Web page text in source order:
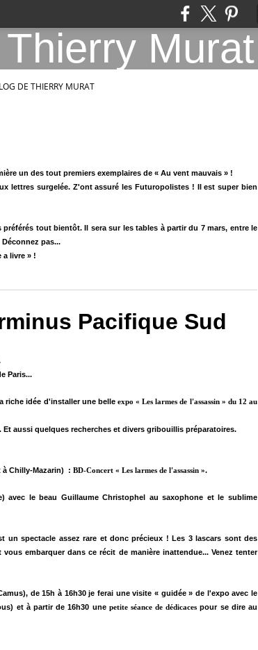
DE THIERRY MURAT
un des tout premiers exemplaires de « Au vent mauvais » !
lettres surgelée. Z'ont assuré les Futuropolistes ! Il est super bien
tout bientôt. Il sera sur les tables à partir du 7 mars, entre le
pas...
a livre » !
Pacifique Sud
Paris...
riche idée d'installer une belle expo « Les larmes de l'assassin » du 12 au
aussi quelques recherches et divers gribouillis préparatoires.
à Chilly-Mazarin) : BD-Concert « Les larmes de l'assassin ».
avec le beau Guillaume Christophel au saxophone et le sublime
un spectacle assez rare et donc précieux ! Les 3 lascars sont des
embarquer dans ce récit de manière inattendue... Venez tenter
de 15h à 16h30 je ferai une visite « guidée » de l'expo avec le
et à partir de 16h30 une petite séance de dédicaces pour se dire au